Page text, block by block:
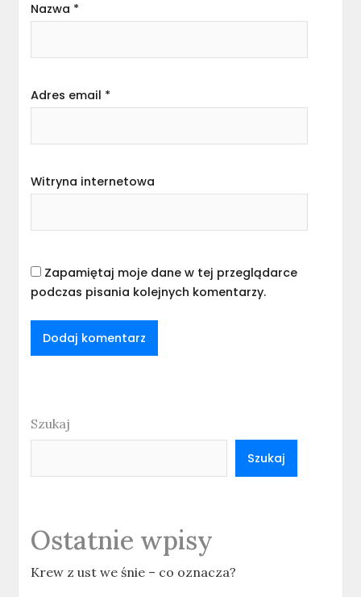
Nazwa *
Adres email *
Witryna internetowa
Zapamiętaj moje dane w tej przeglądarce
podczas pisania kolejnych komentarzy.
Szukaj
Szukaj
Ostatnie wpisy
Krew z ust we śnie – co oznacza?